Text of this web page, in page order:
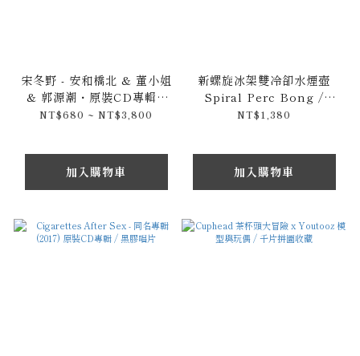
宋冬野 - 安和橋北 & 董小姐
& 郭源潮・原裝CD專輯 /
限量EP黑膠
NT$680 ~ NT$3,800
加入購物車
新螺旋冰架雙冷卻水煙壺
Spiral Perc Bong /
Water Pipe 28cm
NT$1,380
加入購物車